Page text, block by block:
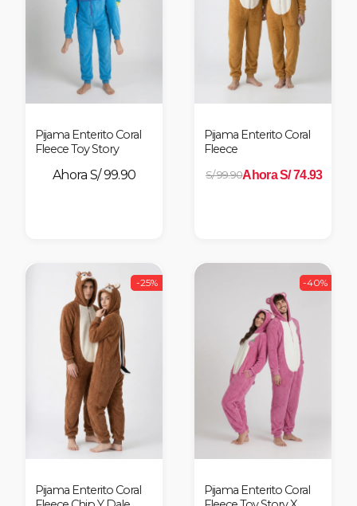
Pijama Enterito Coral
Fleece Toy Story
S/ 99.90
Pijama Enterito Coral
Fleece
S/ 99.90Ahora S/ 74.93
-25%
Pijama Enterito Coral
-40%
Pijama Enterito Coral